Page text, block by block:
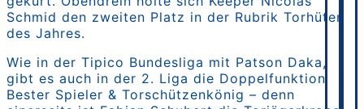
Schmid den zweiten Platz in der Rubrik Torhüter
des Jahres.
Wie in der Tipico Bundesliga mit Patson Daka,
gibt es auch in der 2. Liga die Doppelfunktion
Bester Spieler & Torschützenkönig – denn